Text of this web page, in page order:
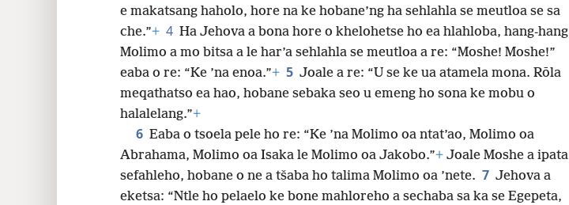
e makatsang haholo, hore na ke hobane’ng ha sehlahla se meutloa se sa
che.”+ 4 Ha Jehova a bona hore o khelohetse ho ea hlahloba, hang-hang
Molimo a mo bitsa a le har’a sehlahla se meutloa a re: “Moshe! Moshe!”
eaba o re: “Ke ’na enoa.”+ 5 Joale a re: “U se ke ua atamela mona. Rōla
meqathatso ea hao, hobane sebaka seo u emeng ho sona ke mobu o
halalelang.”+
6 Eaba o tsoela pele ho re: “Ke ’na Molimo oa ntat’ao, Molimo oa
Abrahama, Molimo oa Isaka le Molimo oa Jakobo.”+ Joale Moshe a ipata
sefahleho, hobane o ne a tšaba ho talima Molimo oa ’nete. 7 Jehova a
eketsa: “Ntle ho pelaelo ke bone mahloreho a sechaba sa ka se Egepeta,